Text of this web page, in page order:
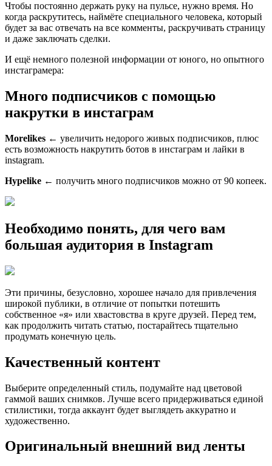
Чтобы постоянно держать руку на пульсе, нужно время. Но
когда раскрутитесь, наймёте специального человека, который
будет за вас отвечать на все комменты, раскручивать страницу
и даже заключать сделки.
И ещё немного полезной информации от юного, но опытного
инстаграмера:
Много подписчиков с помощью
накрутки в инстаграм
Morelikes ← увеличить недорого живых подписчиков, плюс
есть возможность накрутить ботов в инстаграм и лайки в
instagram.
Hypelike ← получить много подписчиков можно от 90 копеек.
Необходимо понять, для чего вам
большая аудитория в Instagram
Эти причины, безусловно, хорошее начало для привлечения
широкой публики, в отличие от попытки потешить
собственное «я» или хвастовства в круге друзей. Перед тем,
как продолжить читать статью, постарайтесь тщательно
продумать конечную цель.
Качественный контент
Выберите определенный стиль, подумайте над цветовой
гаммой ваших снимков. Лучше всего придерживаться единой
стилистики, тогда аккаунт будет выглядеть аккуратно и
художественно.
Оригинальный внешний вид ленты